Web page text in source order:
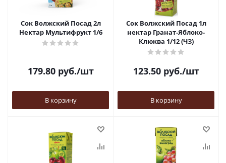
Сок Волжский Посад 2л
Нектар Мультифрукт 1/6
179.80руб./шт
В корзину
Сок Волжский Посад 1л
нектар Гранат-Яблоко-
Клюква 1/12 (ЧЗ)
123.50руб./шт
В корзину